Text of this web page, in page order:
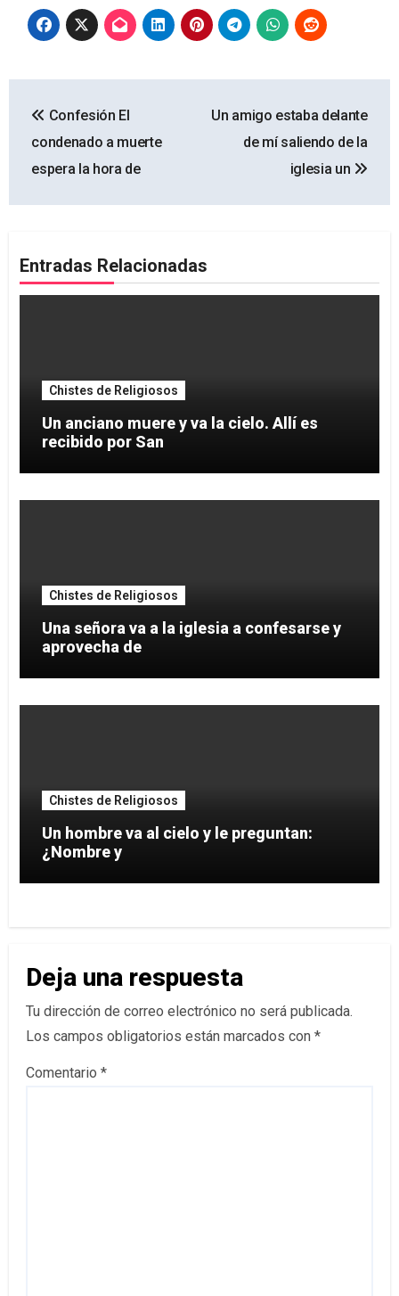
de
entradas
Confesión El
condenado a muerte
espera la hora de
Un amigo estaba delante
de mí saliendo de la
iglesia un
Entradas Relacionadas
Chistes de Religiosos
Un anciano muere y va la cielo. Allí es
recibido por San
Chistes de Religiosos
Una señora va a la iglesia a confesarse y
aprovecha de
Chistes de Religiosos
Un hombre va al cielo y le preguntan:
¿Nombre y
Deja una respuesta
Tu dirección de correo electrónico no será publicada.
Los campos obligatorios están marcados con *
Comentario *